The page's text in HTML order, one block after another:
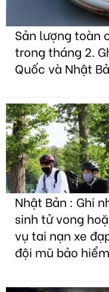
Sản lượng toàn
trong tháng 2.
Quốc và Nhật
Nhật Bản : Ghi
sinh tử vong
vụ tai nạn xe
đội mũ bảo